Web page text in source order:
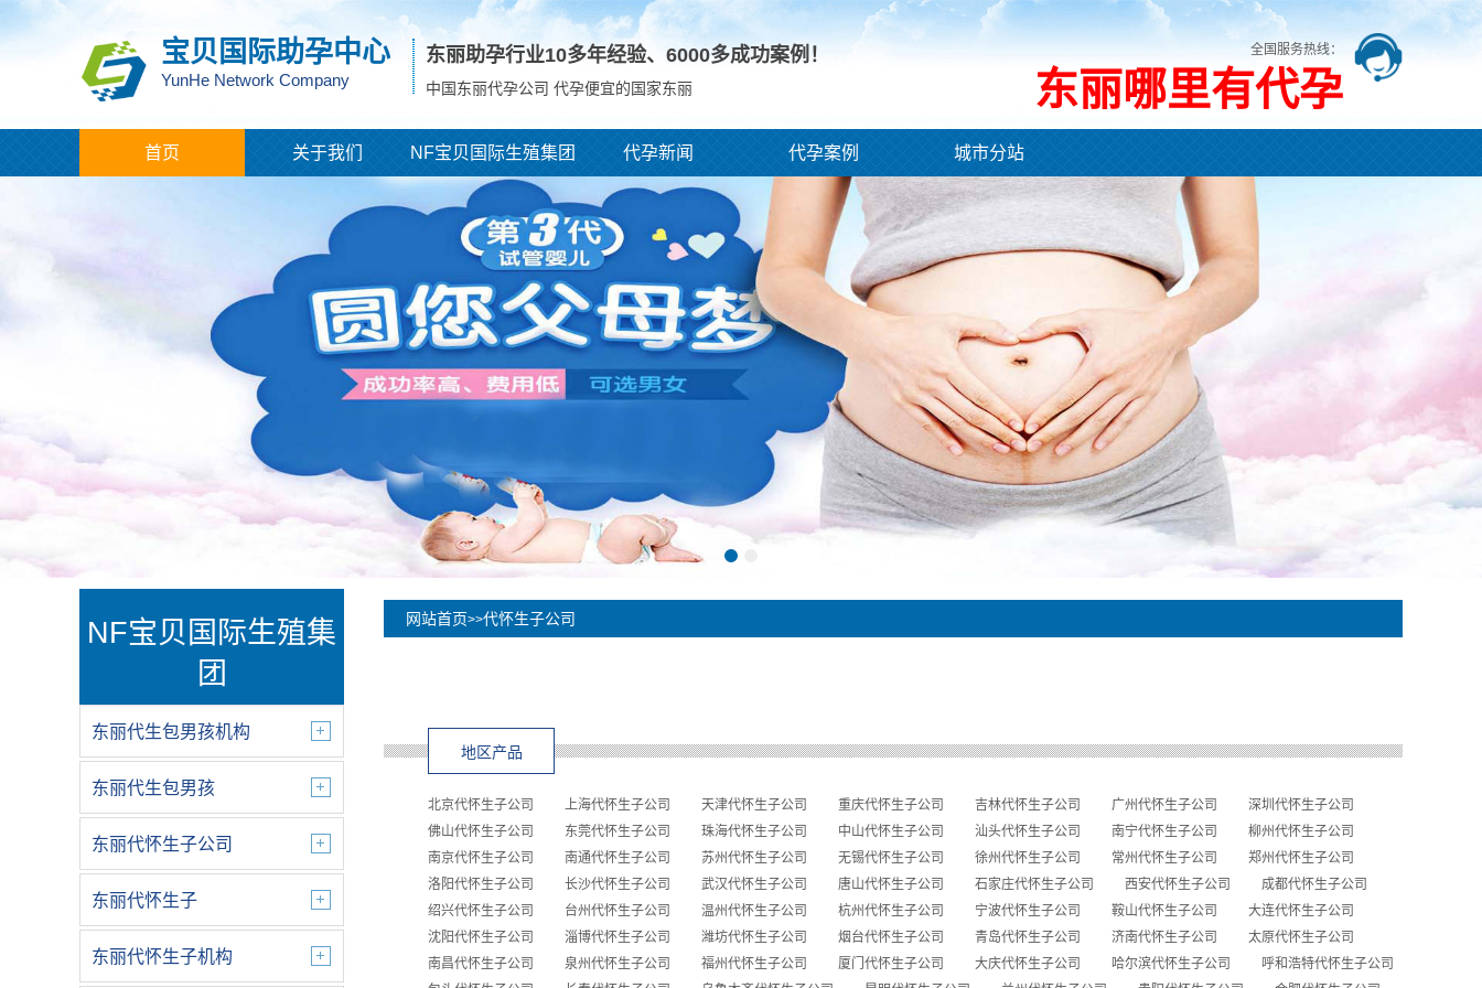
宝贝国际助孕中心
YunHe Network Company
东丽助孕行业10多年经验、 6000多成功案例！
中国东丽代孕公司 代孕便宜的国家东丽
全国服务热线：
东丽哪里有代孕
首页 关于我们 NF宝贝国际生殖集团 代孕新闻 代孕案例 城市分站
NF宝贝国际生殖集
团
东丽代生包男孩机构
东丽代生包男孩
东丽代怀生子公司
东丽代怀生子
东丽代怀生子机构
网站首页>>代怀生子公司
地区产品
北京代怀生子公司 上海代怀生子公司 天津代怀生子公司 重庆代怀生子公司 吉林代怀生子公司 广州代怀生子公司
深圳代怀生子公司
佛山代怀生子公司
东莞代怀生子公司 珠海代怀生子公司 中山代怀生子公司 汕头代怀生子公司 南宁代怀生子公司
柳州代怀生子公司
南京代怀生子公司
南通代怀生子公司 苏州代怀生子公司 无锡代怀生子公司 徐州代怀生子公司 常州代怀生子公司
郑州代怀生子公司
洛阳代怀生子公司
长沙代怀生子公司 武汉代怀生子公司 唐山代怀生子公司 石家庄代怀生子公司 西安代怀生子公司
成都代怀生子公司
绍兴代怀生子公司
台州代怀生子公司 温州代怀生子公司 杭州代怀生子公司 宁波代怀生子公司 鞍山代怀生子公司
大连代怀生子公司
沈阳代怀生子公司
淄博代怀生子公司 潍坊代怀生子公司 烟台代怀生子公司 青岛代怀生子公司 济南代怀生子公司
太原代怀生子公司
南昌代怀生子公司
泉州代怀生子公司 福州代怀生子公司 厦门代怀生子公司 大庆代怀生子公司 哈尔滨代怀生子公司
呼和浩特代怀生子公司